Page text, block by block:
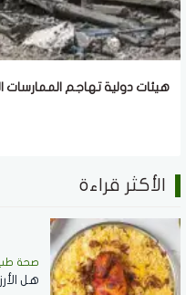
هيئات دولية تهاجم الممارسات
الأكثر قراءة
صحة
هل